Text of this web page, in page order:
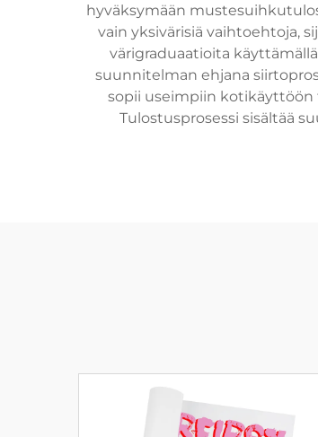
hyväksymään
vain yksivärisiä vaihtoehtoja,
värigraduaatioita
suunnitelman ehjana
sopii useimpiin
Tulostusprosessi sisältää